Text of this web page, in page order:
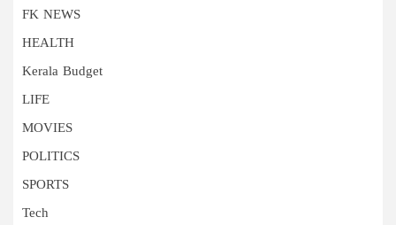
FK NEWS
HEALTH
Kerala Budget
LIFE
MOVIES
POLITICS
SPORTS
Tech